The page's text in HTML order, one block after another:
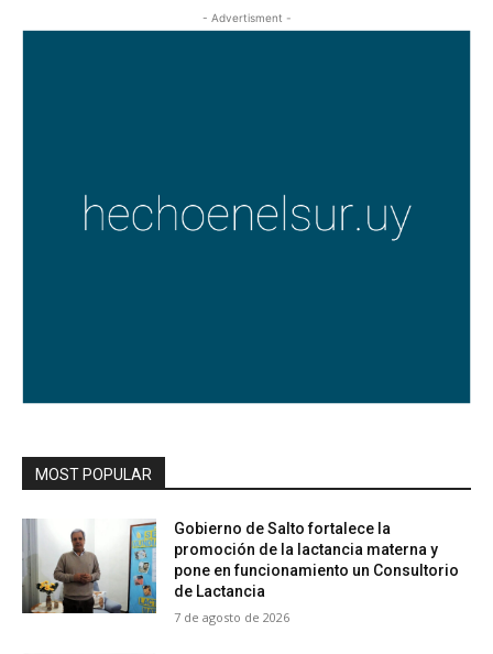
- Advertisment -
MOST POPULAR
Gobierno de Salto fortalece la
promoción de la lactancia materna y
pone en funcionamiento un Consultorio
de Lactancia
7 de agosto de 2026